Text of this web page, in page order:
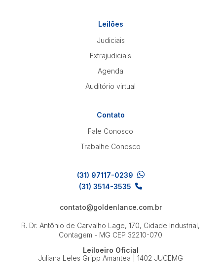
Leilões
Judiciais
Extrajudiciais
Agenda
Auditório virtual
Contato
Fale Conosco
Trabalhe Conosco
(31) 97117-0239
(31) 3514-3535
contato@goldenlance.com.br
R. Dr. Antônio de Carvalho Lage, 170, Cidade Industrial,
Contagem - MG CEP 32210-070
Leiloeiro Oficial
Juliana Leles Gripp Amantea | 1402 JUCEMG